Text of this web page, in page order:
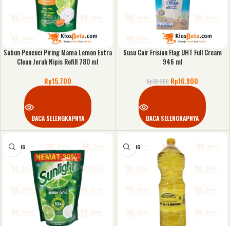
Sabun Pencuci Piring Mama Lemon Extra
Clean Jeruk Nipis Refill 780 ml
Rp15.700
BACA SELENGKAPNYA
Susu Cair Frisian Flag UHT Full Cream
946 ml
Rp18.200 Rp16.900
BACA SELENGKAPNYA
KOSONG KOSONG